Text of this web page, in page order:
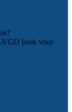
(ook voor